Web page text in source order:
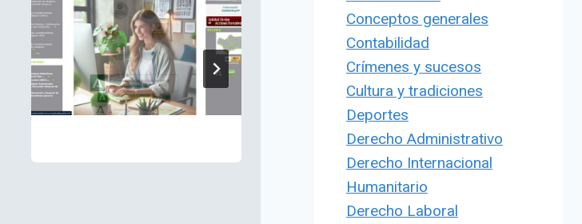
Conceptos generales
Contabilidad
Crímenes y sucesos
Cultura y tradiciones
Deportes
Derecho Administrativo
Derecho Internacional
Humanitario
Derecho Laboral